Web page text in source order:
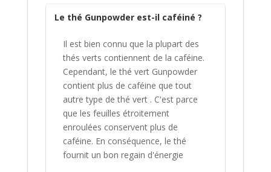
Le thé Gunpowder est-il caféiné ?
Il est bien connu que la plupart des
thés verts contiennent de la caféine.
Cependant, le thé vert Gunpowder
contient plus de caféine que tout
autre type de thé vert . C'est parce
que les feuilles étroitement
enroulées conservent plus de
caféine. En conséquence, le thé
fournit un bon regain d'énergie